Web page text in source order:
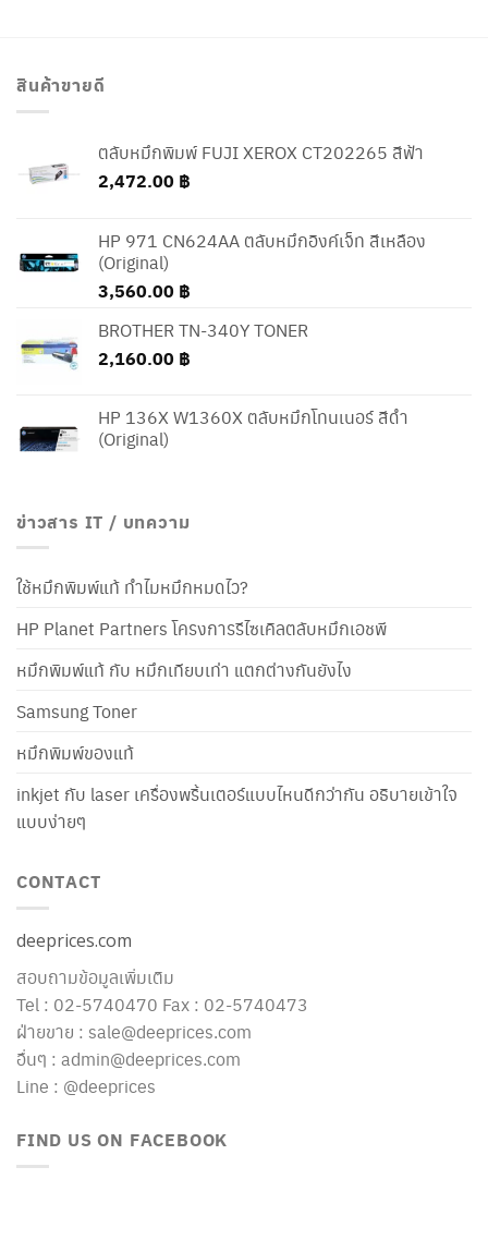
สินค้าขายดี
ตลับหมึกพิมพ์ FUJI XEROX CT202265 สีฟ้า
2,472.00 ฿
HP 971 CN624AA ตลับหมึกอิงค์เจ็ท สีเหลือง
(Original)
3,560.00 ฿
BROTHER TN-340Y TONER
2,160.00 ฿
HP 136X W1360X ตลับหมึกโทนเนอร์ สีดำ
(Original)
ข่าวสาร IT / บทความ
ใช้หมึกพิมพ์แท้ ทำไมหมึกหมดไว?
HP Planet Partners โครงการรีไซเคิลตลับหมึกเอชพี
หมึกพิมพ์แท้ กับ หมึกเทียบเท่า แตกต่างกันยังไง
Samsung Toner
หมึกพิมพ์ของแท้
inkjet กับ laser เครื่องพริ้นเตอร์แบบไหนดีกว่ากัน อธิบายเข้าใจ
แบบง่ายๆ
CONTACT
deeprices.com
สอบถามข้อมูลเพิ่มเติม
Tel : 02-5740470 Fax : 02-5740473
ฝ่ายขาย : sale@deeprices.com
อื่นๆ : admin@deeprices.com
Line : @deeprices
FIND US ON FACEBOOK